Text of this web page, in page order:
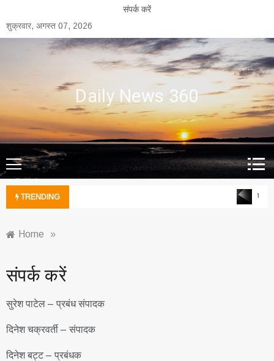
to
content
संपर्क करें
शुक्रवार, अगस्त 07, 2026
Daily News 360
TRENDING
Home »
संपर्क करें
सुरेश पाटेल – प्रबंध संपादक
दिनेश चक्रवर्ती – संपादक
दिनेश बट्ट – प्रबंधक